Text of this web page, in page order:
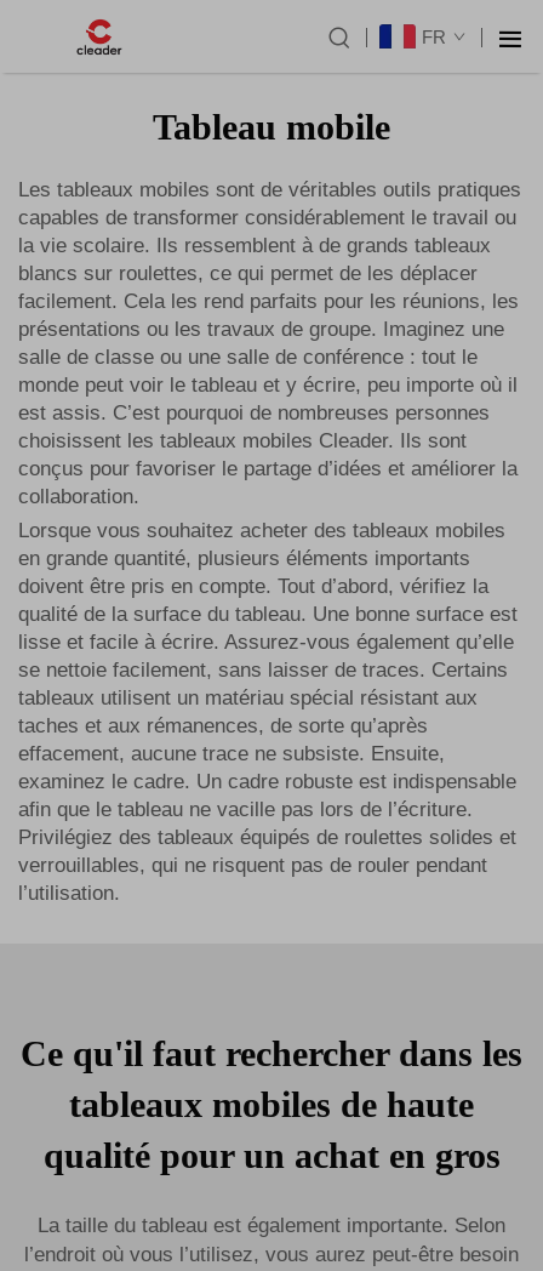
FR
Tableau mobile
Les tableaux mobiles sont de véritables outils pratiques
capables de transformer considérablement le travail ou
la vie scolaire. Ils ressemblent à de grands tableaux
blancs sur roulettes, ce qui permet de les déplacer
facilement. Cela les rend parfaits pour les réunions, les
présentations ou les travaux de groupe. Imaginez une
salle de classe ou une salle de conférence : tout le
monde peut voir le tableau et y écrire, peu importe où il
est assis. C’est pourquoi de nombreuses personnes
choisissent les tableaux mobiles Cleader. Ils sont
conçus pour favoriser le partage d’idées et améliorer la
collaboration.
Lorsque vous souhaitez acheter des tableaux mobiles
en grande quantité, plusieurs éléments importants
doivent être pris en compte. Tout d’abord, vérifiez la
qualité de la surface du tableau. Une bonne surface est
lisse et facile à écrire. Assurez-vous également qu’elle
se nettoie facilement, sans laisser de traces. Certains
tableaux utilisent un matériau spécial résistant aux
taches et aux rémanences, de sorte qu’après
effacement, aucune trace ne subsiste. Ensuite,
examinez le cadre. Un cadre robuste est indispensable
afin que le tableau ne vacille pas lors de l’écriture.
Privilégiez des tableaux équipés de roulettes solides et
verrouillables, qui ne risquent pas de rouler pendant
l’utilisation.
Ce qu'il faut rechercher dans les
tableaux mobiles de haute
qualité pour un achat en gros
La taille du tableau est également importante. Selon
l’endroit où vous l’utilisez, vous aurez peut-être besoin